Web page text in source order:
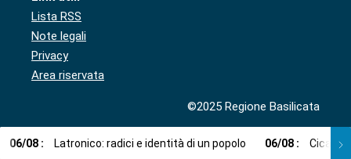
Lista RSS
Note legali
Privacy
Area riservata
©2025 Regione Basilicata
06/08 : Latronico: radici e identità di un popolo 06/08 : Cicala: